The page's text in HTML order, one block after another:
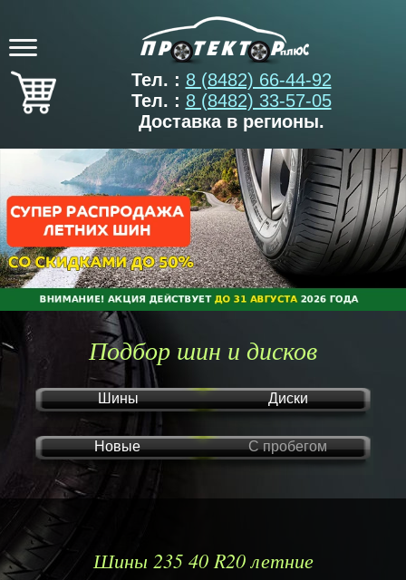
Тел. : 8 (8482) 66-44-92
Тел. : 8 (8482) 33-57-05
Доставка в регионы.
Подбор шин и дисков
Шины Диски
Новые С пробегом
Шины 235 40 R20 летние